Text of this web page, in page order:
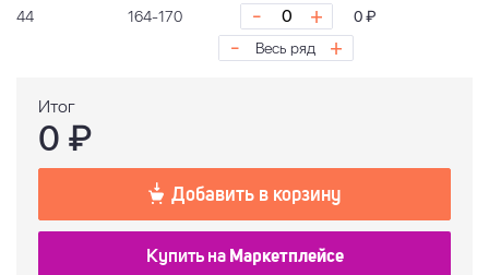
44
164-170 - + 0 ₽
- Весь ряд +
Итог
0 ₽
Добавить в корзину
Купить на Маркетплейсе